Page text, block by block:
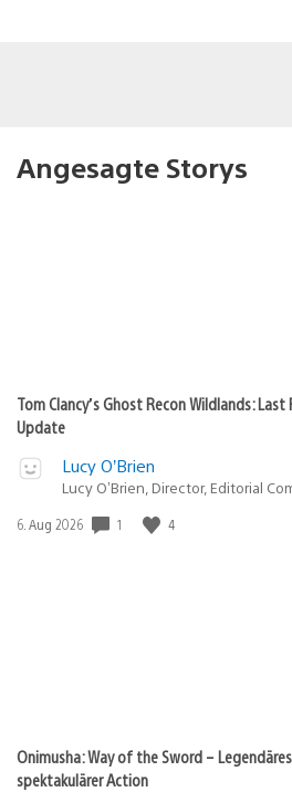
Angesagte Storys
Tom Clancy’s Ghost Recon Wildlands:
Update
Lucy O’Brien
Lucy O’Brien, Director, Editorial
Veröffentlichungsdatum:
6. Aug 2026 1 4
Onimusha: Way of the Sword –
spektakulärer Action